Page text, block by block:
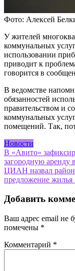
Фото: Алексей
У жителей
коммунальных
использовании
приводит к
говорится в
В ведомстве
обязанностей
правительством и
коммунальных
помещений. Так,
Новости
Навигация
по
записям
В «Авито»
загородную аренду
ЦИАН назвал
предложение
Добавить
Ваш адрес email не
помечены *
Комментарий *